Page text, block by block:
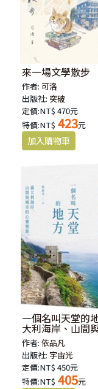
來一場文學散步
作者: 可洛
出版社: 突破
定價:NT$ 470元
特價:NT$ 423元
一個名叫天堂的
大利海岸、山間
心靈慢旅
作者:依品凡
出版社: 宇宙光
定價:NT$ 450元
特價:NT$ 405元